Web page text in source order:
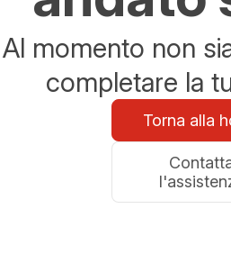
Al momento non
completare la
Torna alla